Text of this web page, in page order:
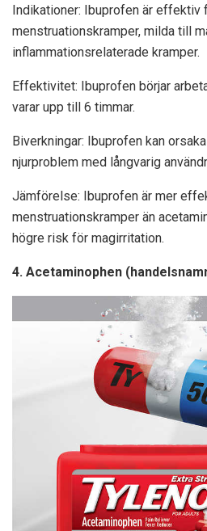
Indikationer: Ibuprofen är effektiv
menstruationskramper, milda till
inflammationsrelaterade kramper.
Effektivitet: Ibuprofen börjar
varar upp till 6 timmar.
Biverkningar: Ibuprofen kan
njurproblem med långvarig
Jämförelse: Ibuprofen är mer
menstruationskramper än
högre risk för magirritation.
4. Acetaminophen